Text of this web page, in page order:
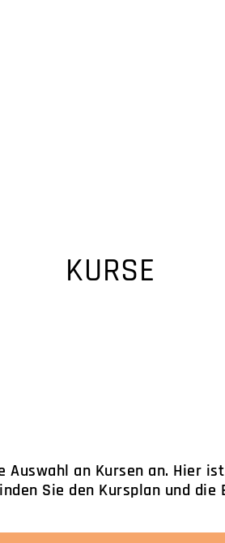
KURSE
an Kursen an. Hier
Sie den Kursplan und die